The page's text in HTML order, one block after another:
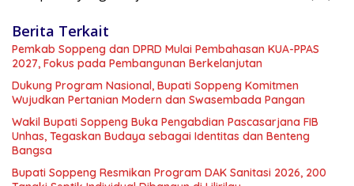
Berita Terkait
Pemkab Soppeng dan DPRD Mulai Pembahasan KUA-PPAS
2027, Fokus pada Pembangunan Berkelanjutan
Dukung Program Nasional, Bupati Soppeng Komitmen
Wujudkan Pertanian Modern dan Swasembada Pangan
Wakil Bupati Soppeng Buka Pengabdian Pascasarjana FIB
Unhas, Tegaskan Budaya sebagai Identitas dan Benteng
Bangsa
Bupati Soppeng Resmikan Program DAK Sanitasi 2026, 200